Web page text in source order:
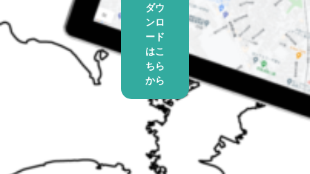
ダウ
ンロ
ード
はこ
ちら
から